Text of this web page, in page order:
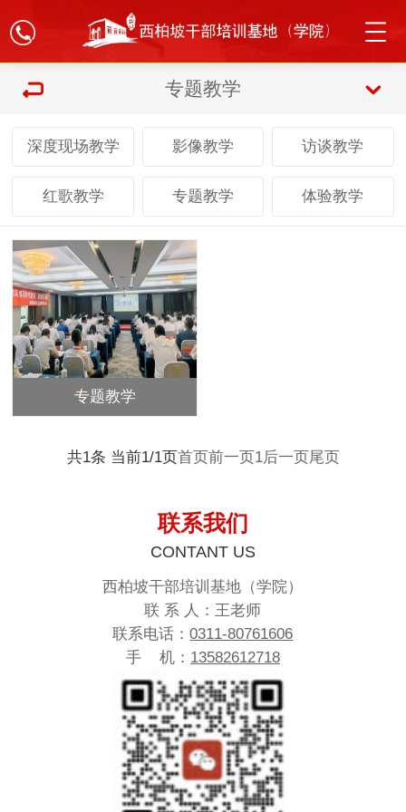
专题教学
深度现场教学 影像教学 访谈教学
红歌教学 专题教学 体验教学
专题教学
共1条 当前1/1页首页前一页 1后一页 尾页
联系我们
CONTANT US
西柏坡干部培训基地（学院）
联 系 人：王老师
联系电话：0311-80761606
手 机： 13582612718